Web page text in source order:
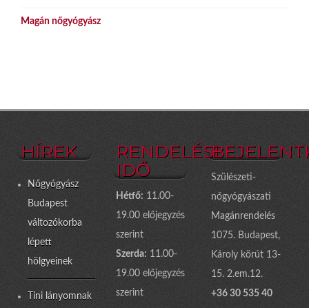
Magán nőgyógyász
HÍREK
Nőgyógyász
Budapest
változókorba
lépett
hölgyeinek
Tini lányomnak
RENDELÉSI
IDŐ
Hétfő: 11.00-
19.00 előjegyzés
szerint
Szerda: 11.00-
19.00 előjegyzés
szerint
Szülészeti-
nőgyógyászati
Magánrendelés
1075. Budapest,
Károly körút 13-
15. 2.em.12.
+36 30 535 40